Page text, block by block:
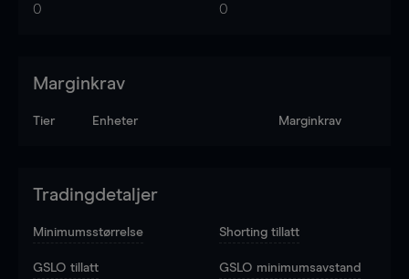
0 0
Marginkrav
Tier Enheter Marginkrav
Tradingdetaljer
Minimumsstørrelse Shorting tillatt
GSLO tillatt GSLO minimumsavstand